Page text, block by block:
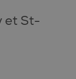
et St-